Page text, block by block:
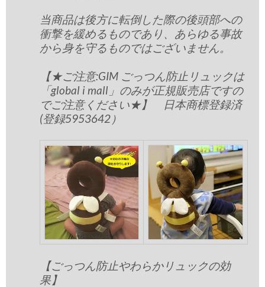
当商品は後方に転倒した際の後頭部への
衝撃を緩めるものであり、あらゆる事故
から身を守るものではございません。
【★ご注意:GIM ごっつん防止リュックは
「global i mall」のみが正規販売店ですの
でご注意ください★】 日本商標登録済
(登録5953642）
【ごっつん防止やわらかリュックの効
果】